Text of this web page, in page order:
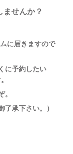
せんか？
に届きますので
に予約したい
了承下さい。）